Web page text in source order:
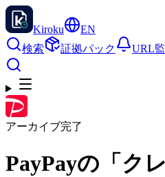
Kiroku
EN
検索
証拠パック URL
アーカイブ完了
PayPayの「ク